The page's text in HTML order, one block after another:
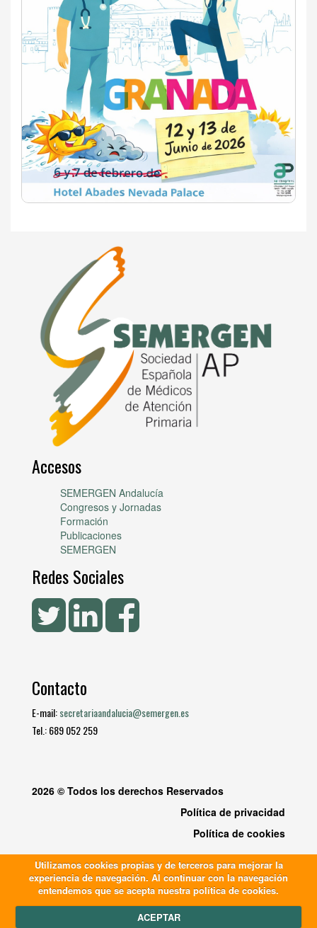
Accesos
SEMERGEN Andalucía
Congresos y Jornadas
Formación
Publicaciones
SEMERGEN
Redes Sociales
Contacto
E-mail:secretariaandalucia@semergen.es
Tel.: 689 052 259
2026 © Todos los derechos Reservados
Política de privacidad
Política de cookies
Utilizamos cookies propias y de terceros para mejorar la
experiencia de navegación. Al continuar con la navegación
entendemos que se acepta nuestra política de cookies.
ACEPTAR